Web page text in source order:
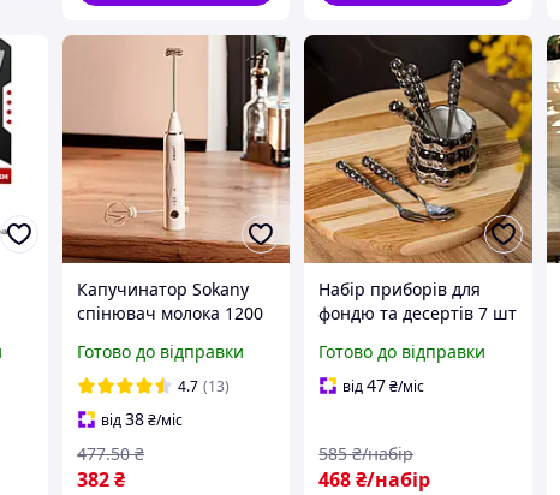
Капучинатор Sokany
спінювач молока 1200
пінозбивач для кави
електровінчик на
акумуляторі
Готово до відправки
4.7 (13)
від38₴/міс
382₴
477.50 ₴
Набір приборів для
фондю та десертів 7 шт
керамічна чаша
десертні ложки
Готово до відправки
від47₴/міс
468₴/набір
585 ₴/набір